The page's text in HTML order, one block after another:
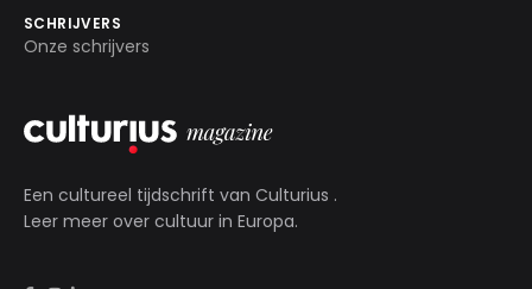
Een cultureel tijdschrift van Culturius .
Leer meer over cultuur in Europa.
SCHRIJVERS
Onze schrijvers